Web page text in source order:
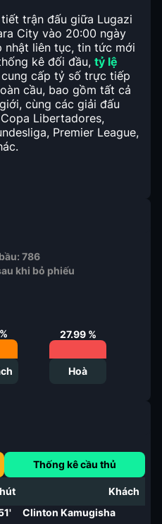
trận đấu giữa Lugazi
City vào 20:00 ngày
liên tục, tin tức mới
kê đối đầu, tỷ lệ
cung cấp tỷ số trực tiếp
cầu, bao gồm tất cả
cùng các giải đấu
Libertadores,
Premier League,
786
khi bỏ phiếu
% 27.99%
Hoà
Thống kê cầu thủ
Khách
Clinton Kamugisha